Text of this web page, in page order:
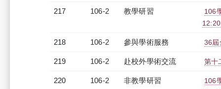
217 106-2 教學研習
106
218 106-2 參與學術服務 36屆
219 106-2 赴校外學術交流 第十
220 106-2 非教學研習
106